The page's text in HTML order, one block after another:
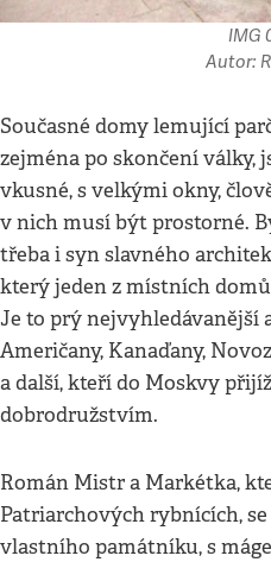
IMG
Autor:
Současné domy lemující
zejména po skončení války,
vkusné, s velkými okny,
v nich musí být prostorné.
třeba i syn slavného
který jeden z místních
Je to prý nejvyhledávanější
Američany, Kanaďany,
a další, kteří do Moskvy
dobrodružstvím.
Román Mistr a Markétka,
Patriarchových rybnících,
vlastního památníku, s